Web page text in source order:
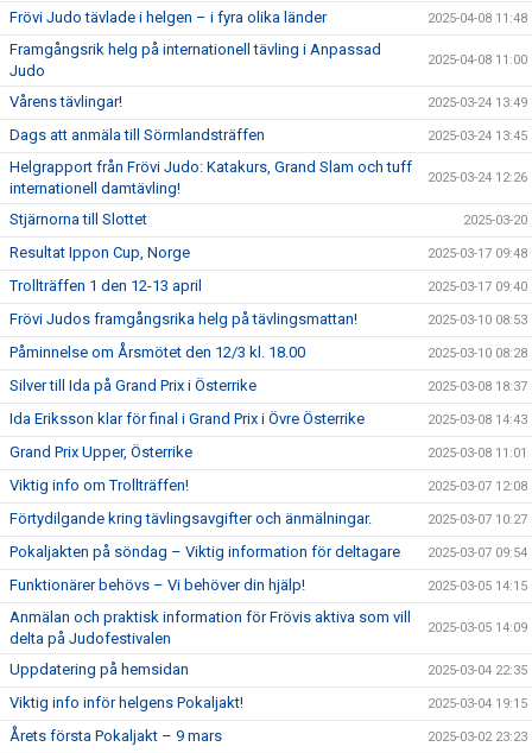
Frövi Judo tävlade i helgen – i fyra olika länder 2025-04-08 11:48
Framgångsrik helg på internationell tävling i Anpassad
Judo
2025-04-08 11:00
Vårens tävlingar! 2025-03-24 13:49
Dags att anmäla till Sörmlandsträffen 2025-03-24 13:45
Helgrapport från Frövi Judo: Katakurs, Grand Slam och tuff
internationell damtävling!
2025-03-24 12:26
Stjärnorna till Slottet 2025-03-20
Resultat Ippon Cup, Norge 2025-03-17 09:48
Trollträffen 1 den 12-13 april 2025-03-17 09:40
Frövi Judos framgångsrika helg på tävlingsmattan! 2025-03-10 08:53
Påminnelse om Årsmötet den 12/3 kl. 18.00 2025-03-10 08:28
Silver till Ida på Grand Prix i Österrike 2025-03-08 18:37
Ida Eriksson klar för final i Grand Prix i Övre Österrike 2025-03-08 14:43
Grand Prix Upper, Österrike 2025-03-08 11:01
Viktig info om Trollträffen! 2025-03-07 12:08
Förtydilgande kring tävlingsavgifter och änmälningar. 2025-03-07 10:27
Pokaljakten på söndag – Viktig information för deltagare 2025-03-07 09:54
Funktionärer behövs – Vi behöver din hjälp! 2025-03-05 14:15
Anmälan och praktisk information för Frövis aktiva som vill
delta på Judofestivalen
2025-03-05 14:09
Uppdatering på hemsidan 2025-03-04 22:35
Viktig info inför helgens Pokaljakt! 2025-03-04 19:15
Årets första Pokaljakt – 9 mars 2025-03-02 23:23